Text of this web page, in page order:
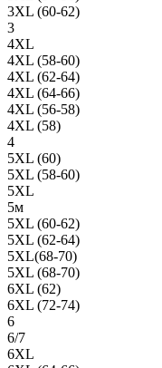
3XL (60-62)
3
4XL
4XL (58-60)
4XL (62-64)
4XL (64-66)
4XL (56-58)
4XL (58)
4
5XL (60)
5XL (58-60)
5XL
5м
5XL (60-62)
5XL (62-64)
5XL(68-70)
5XL (68-70)
6XL (62)
6XL (72-74)
6
6/7
6XL